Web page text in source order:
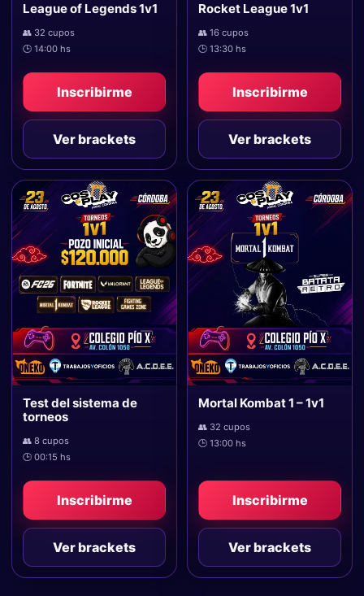
League of Legends 1v1
👥 32 cupos
🕒 14:00 hs
Inscribirme
Ver brackets
Rocket League 1v1
👥 16 cupos
🕒 13:30 hs
Inscribirme
Ver brackets
Test del sistema de
torneos
👥 8 cupos
🕒 00:15 hs
Inscribirme
Ver brackets
Mortal Kombat 1 – 1v1
👥 32 cupos
🕒 13:00 hs
Inscribirme
Ver brackets